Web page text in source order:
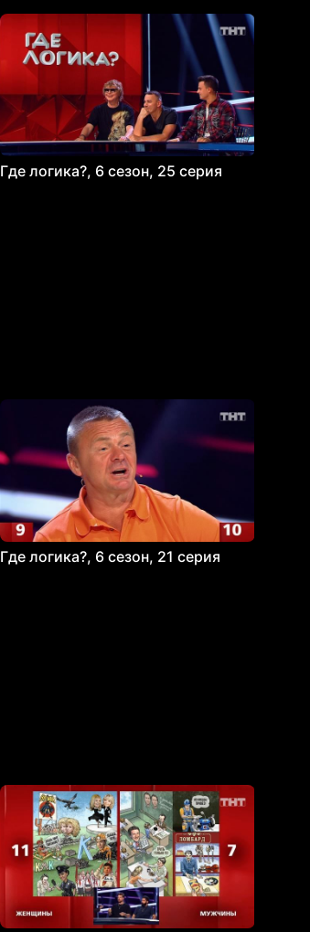
Где логика?, 6 сезон, 25 серия
Где логика?, 6 сезон, 21 серия